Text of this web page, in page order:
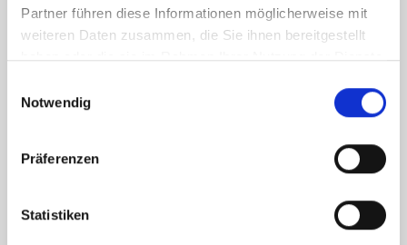
Partner führen diese Informationen möglicherweise mit
weiteren Daten zusammen, die Sie ihnen bereitgestellt
haben oder die sie im Rahmen Ihrer Nutzung der Dienste
Notwendig
Präferenzen
Statistiken